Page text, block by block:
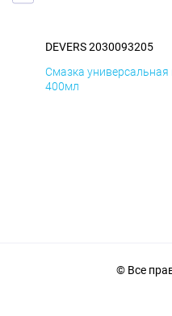
DEVERS 2030093205
Смазка универсальная
400мл
© Все